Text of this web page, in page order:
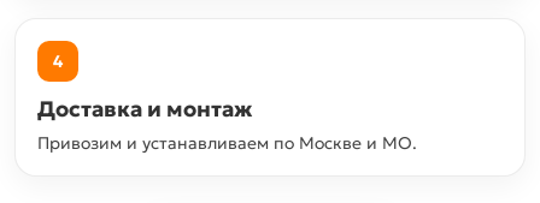
4
Доставка и монтаж
Привозим и устанавливаем по Москве и МО.